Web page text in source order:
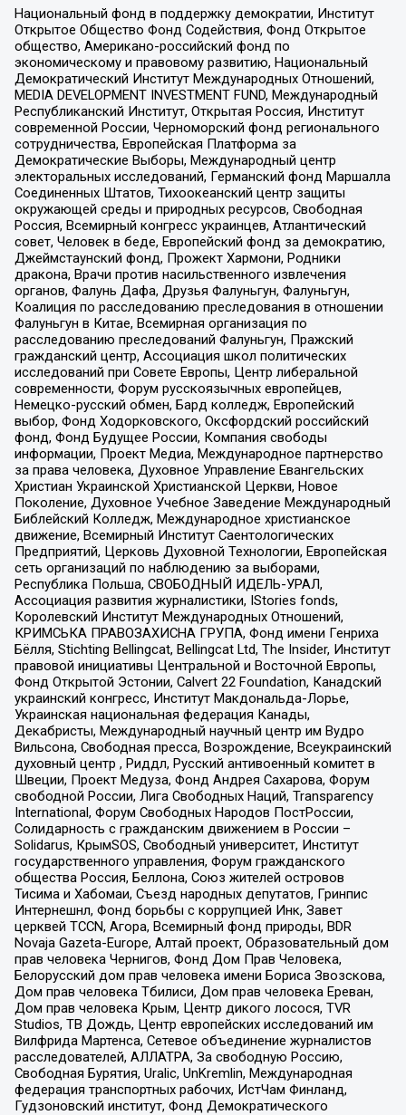
Национальный фонд в поддержку демократии, Институт
Открытое Общество Фонд Содействия, Фонд Открытое
общество, Американо-российский фонд по
экономическому и правовому развитию, Национальный
Демократический Институт Международных Отношений,
MEDIA DEVELOPMENT INVESTMENT FUND, Международный
Республиканский Институт, Открытая Россия, Институт
современной России, Черноморский фонд регионального
сотрудничества, Европейская Платформа за
Демократические Выборы, Международный центр
электоральных исследований, Германский фонд Маршалла
Соединенных Штатов, Тихоокеанский центр защиты
окружающей среды и природных ресурсов, Свободная
Россия, Всемирный конгресс украинцев, Атлантический
совет, Человек в беде, Европейский фонд за демократию,
Джеймстаунский фонд, Прожект Хармони, Родники
дракона, Врачи против насильственного извлечения
органов, Фалунь Дафа, Друзья Фалуньгун, Фалуньгун,
Коалиция по расследованию преследования в отношении
Фалуньгун в Китае, Всемирная организация по
расследованию преследований Фалуньгун, Пражский
гражданский центр, Ассоциация школ политических
исследований при Совете Европы, Центр либеральной
современности, Форум русскоязычных европейцев,
Немецко-русский обмен, Бард колледж, Европейский
выбор, Фонд Ходорковского, Оксфордский российский
фонд, Фонд Будущее России, Компания свободы
информации, Проект Медиа, Международное партнерство
за права человека, Духовное Управление Евангельских
Христиан Украинской Христианской Церкви, Новое
Поколение, Духовное Учебное Заведение Международный
Библейский Колледж, Международное христианское
движение, Всемирный Институт Саентологических
Предприятий, Церковь Духовной Технологии, Европейская
сеть организаций по наблюдению за выборами,
Республика Польша, СВОБОДНЫЙ ИДЕЛЬ-УРАЛ,
Ассоциация развития журналистики, IStories fonds,
Королевский Институт Международных Отношений,
КРИМСЬКА ПРАВОЗАХИСНА ГРУПА, Фонд имени Генриха
Бёлля, Stichting Bellingcat, Bellingcat Ltd, The Insider, Институт
правовой инициативы Центральной и Восточной Европы,
Фонд Открытой Эстонии, Calvert 22 Foundation, Канадский
украинский конгресс, Институт Макдональда-Лорье,
Украинская национальная федерация Канады,
Декабристы, Международный научный центр им Вудро
Вильсона, Свободная пресса, Возрождение, Всеукраинский
духовный центр , Риддл, Русский антивоенный комитет в
Швеции, Проект Медуза, Фонд Андрея Сахарова, Форум
свободной России, Лига Свободных Наций, Transparеncy
International, Форум Свободных Народов ПостРоссии,
Солидарность с гражданским движением в России –
Solidarus, КрымSOS, Свободный университет, Институт
государственного управления, Форум гражданского
общества Россия, Беллона, Союз жителей островов
Тисима и Хабомаи, Съезд народных депутатов, Гринпис
Интернешнл, Фонд борьбы с коррупцией Инк, Завет
церквей TCCN, Агора, Всемирный фонд природы, BDR
Novaja Gazeta-Europe, Алтай проект, Образовательный дом
прав человека Чернигов, Фонд Дом Прав Человека,
Белорусский дом прав человека имени Бориса Звозскова,
Дом прав человека Тбилиси, Дом прав человека Ереван,
Дом прав человека Крым, Центр дикого лосося, TVR
Studios, ТВ Дождь, Центр европейских исследований им
Вилфрида Мартенса, Сетевое объединение журналистов
расследователей, АЛЛАТРА, За свободную Россию,
Свободная Бурятия, Uralic, UnKremlin, Международная
федерация транспортных рабочих, ИстЧам Финланд,
Гудзоновский институт, Фонд Демократического